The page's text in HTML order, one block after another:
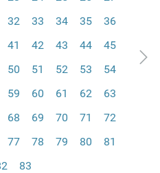
32 33 34 35
36
41 42 43 44
45
50 51 52 53
54
59 60 61 62
63
68 69 70 71
72
77 78 79 80
81
83